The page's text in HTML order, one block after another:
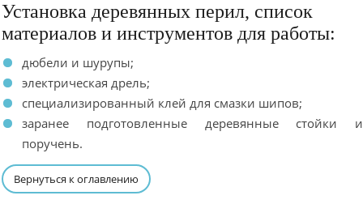
Установка деревянных перил, список
материалов и инструментов для работы:
дюбели и шурупы;
электрическая дрель;
специализированный клей для смазки шипов;
заранее подготовленные деревянные стойки и
поручень.
Вернуться к оглавлению